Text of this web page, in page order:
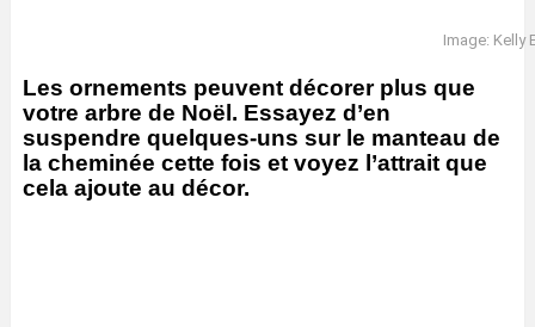
Image: Kelly
Les ornements peuvent décorer plus que
votre arbre de Noël. Essayez d’en
suspendre quelques-uns sur le manteau de
la cheminée cette fois et voyez l’attrait que
cela ajoute au décor.